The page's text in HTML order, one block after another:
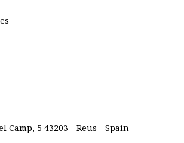
Camp, 5 43203 - Reus - Spain